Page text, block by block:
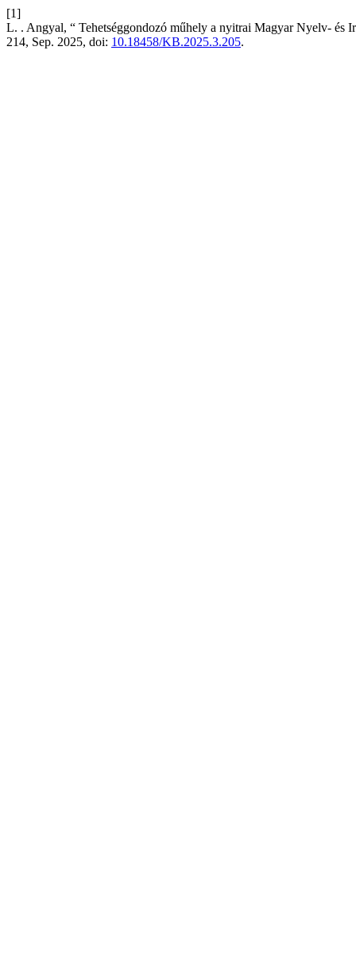
[1]
L. . Angyal, “ Tehetséggondozó műhely a nyitrai Magyar Nyelv- és
214, Sep. 2025, doi: 10.18458/KB.2025.3.205.